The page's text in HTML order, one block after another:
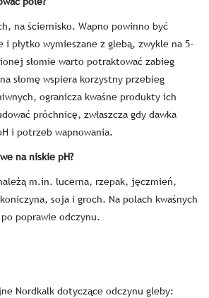
na ściernisko. Wapno powinno być
i płytko wymieszane z glebą, zwykle na 5-
słomie warto potraktować zabieg
słomę wspiera korzystny przebieg
ogranicza kwaśne produkty ich
próchnicę, zwłaszcza gdy dawka
i potrzeb wapnowania.
na niskie pH?
m.in. lucerna, rzepak, jęczmień,
soja i groch. Na polach kwaśnych
poprawie odczynu.
Nordkalk dotyczące odczynu gleby: